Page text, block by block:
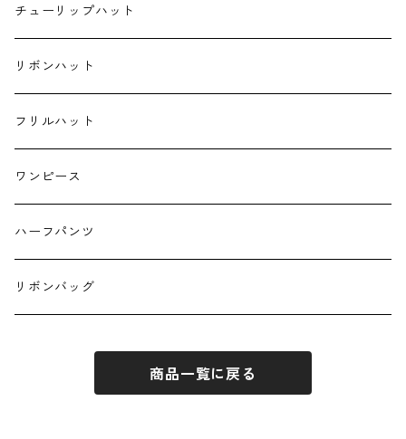
ハンカチ
ランチクロス
お弁当袋
キーホルダー
チューリップハット
リボンハット
フリルハット
ワンピース
ハーフパンツ
リボンバッグ
商品一覧に戻る